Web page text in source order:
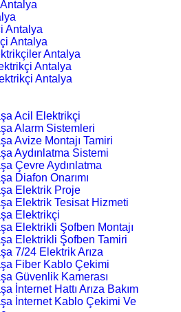
Antalya
Antalya
Antalya
Antalya
Antalya
Acil Elektrikçi
Alarm Sistemleri
Avize Montajı Tamiri
Aydınlatma Sistemi
Çevre Aydınlatma
Diafon Onarımı
Elektrik Proje
Elektrik Tesisat Hizmeti
Elektrikçi
Elektrikli Şofben Montajı
Elektrikli Şofben Tamiri
7/24 Elektrik Arıza
Fiber Kablo Çekimi
Güvenlik Kamerası
İnternet Hattı Arıza Bakım
İnternet Kablo Çekimi Ve